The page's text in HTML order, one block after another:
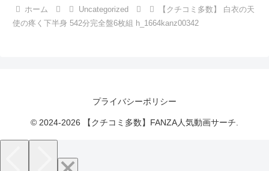
ホーム Uncategorized
【クチコミ多数】 白衣の天
使の疼く下半身 542分完全盤6枚組 h_1664kanz00342
プライバシーポリシー
© 2024-2026 【クチコミ多数】FANZA人気動画サーチ.